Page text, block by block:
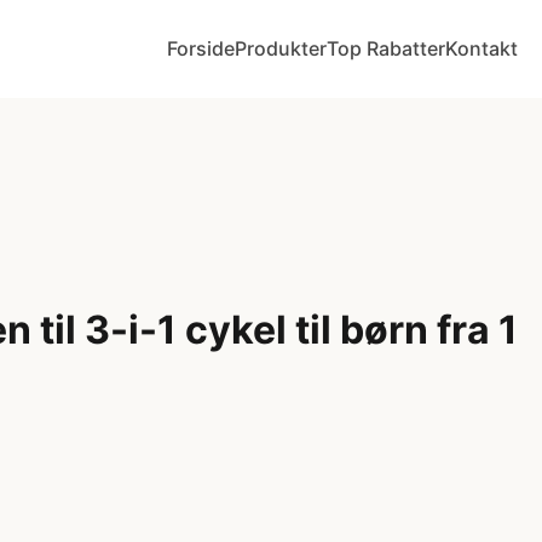
ForsideProdukterTop RabatterKontakt
til 3-i-1 cykel til børn fra 1